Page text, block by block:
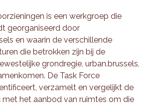
is een werkgroep die
georganiseerd door
en waarin de verschillende
die betrokken zijn bij de
grondregie, urban.brussels,
De Task Force
verzamelt en vergelijkt de
met het aanbod van ruimtes om die